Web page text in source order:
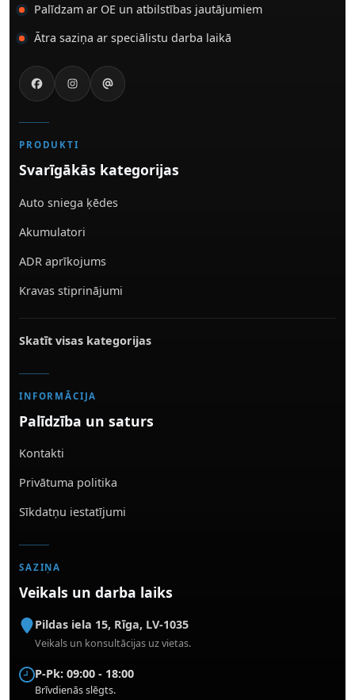
Palīdzam ar OE un atbilstības jautājumiem
Ātra saziņa ar speciālistu darba laikā
PRODUKTI
Svarīgākās kategorijas
Auto sniega ķēdes
Akumulatori
ADR aprīkojums
Kravas stiprinājumi
Skatīt visas kategorijas
INFORMĀCIJA
Palīdzība un saturs
Kontakti
Privātuma politika
Sīkdatņu iestatījumi
SAZIŅA
Veikals un darba laiks
Pildas iela 15, Rīga, LV-1035
Veikals un konsultācijas uz vietas.
P-Pk: 09:00 - 18:00
Brīvdienās slēgts.